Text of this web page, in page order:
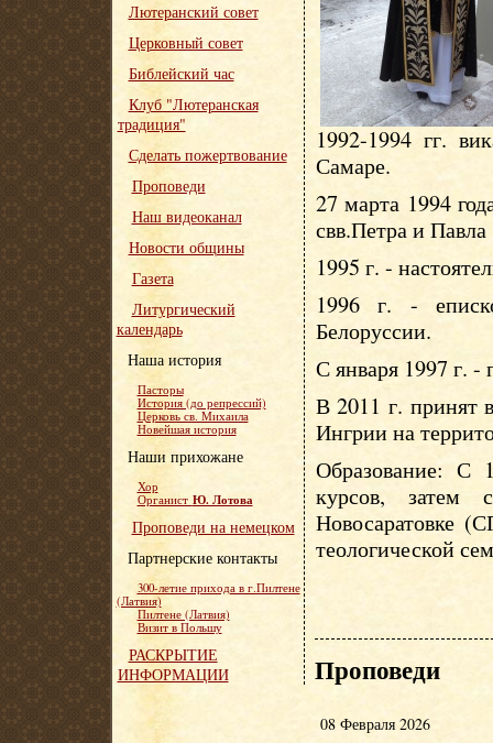
1992-1994 гг.
Самаре.
27 марта 1994
свв.Петра и
1995 г. -
1996 г. -
Белоруссии.
С января 1997 г.
В 2011 г. принят
Ингрии на
Образование: С
курсов, затем
Новосаратовке
теологической
Проповеди
08 Февраля 2026
Лютеранский совет
Церковный совет
Библейский час
Клуб "Лютеранская
традиция"
Сделать пожертвование
Проповеди
Наш видеоканал
Новости общины
Газета
Литургический
календарь
Наша история
Пасторы
История (до репрессий)
Церковь св. Михаила
Новейшая история
Наши прихожане
Хор
Органист Ю. Лотова
Проповеди на немецком
Партнерские контакты
300-летие прихода в г.Пилтене
(Латвия)
Пилтене (Латвия)
Визит в Польшу
РАСКРЫТИЕ
ИНФОРМАЦИИ